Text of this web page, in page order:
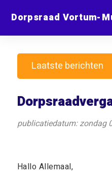
Dorpsraad Vortum-
publicatiedatum: zondag
Hallo Allemaal,
Laatste berichten